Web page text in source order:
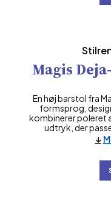
Magis
En høj barstol fra
formsprog,
kombinerer poleret
udtryk, der